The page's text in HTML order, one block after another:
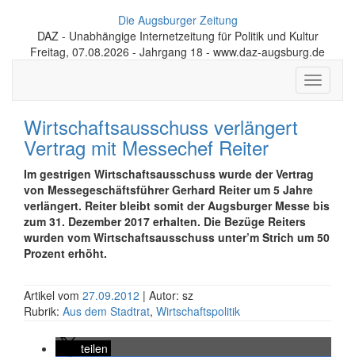
Die Augsburger Zeitung
DAZ - Unabhängige Internetzeitung für Politik und Kultur
Freitag, 07.08.2026 - Jahrgang 18 - www.daz-augsburg.de
Toggle
Wirtschaftsausschuss verlängert
Vertrag mit Messechef Reiter
Im gestrigen Wirtschaftsausschuss wurde der Vertrag
von Messe­geschäfts­führer Gerhard Reiter um 5 Jahre
verlängert. Reiter bleibt somit der Augsburger Messe bis
zum 31. Dezember 2017 erhalten. Die Bezüge Reiters
wurden vom Wirtschafts­ausschuss unter’m Strich um 50
Prozent erhöht.
Artikel vom 27.09.2012 | Autor: sz
Rubrik: Aus dem Stadtrat, Wirtschaftspolitik
teilen